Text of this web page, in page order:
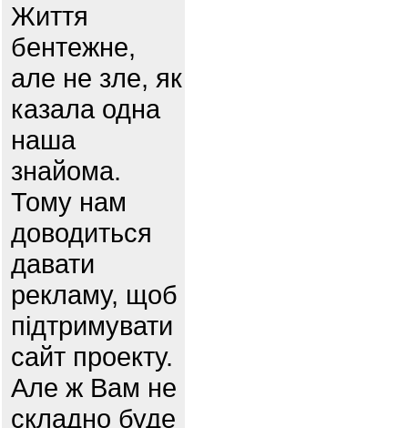
Життя
бентежне,
але не зле, як
казала одна
наша
знайома.
Тому нам
доводиться
давати
рекламу, щоб
підтримувати
сайт проекту.
Але ж Вам не
складно буде